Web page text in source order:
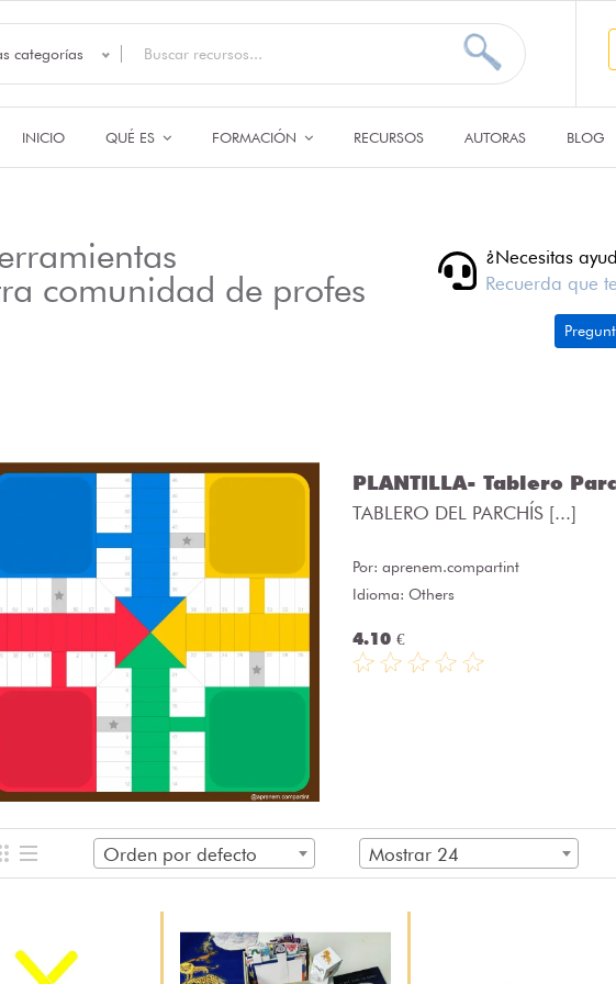
categorías
INICIO QUÉ ES FORMACIÓN RECURSOS AUTORAS BLOG
comunidad de profes
¿Necesitas
Recuerda que
PLANTILLA- Tablero
TABLERO DEL PARCHÍS [...]
Por:aprenem.compartint
Idioma: Others
4.10 €
Orden por defecto Mostrar 24